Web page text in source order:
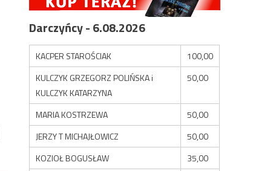
Darczyńcy - 6.08.2026
KACPER STAROŚCIAK
100,00
KULCZYK GRZEGORZ POLIŃSKA i
KULCZYK KATARZYNA
50,00
MARIA KOSTRZEWA
50,00
JERZY T MICHAJŁOWICZ
50,00
KOZIOŁ BOGUSŁAW
35,00